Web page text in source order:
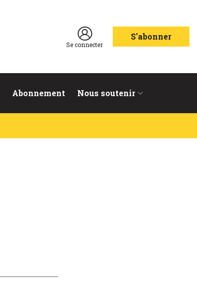
Se connecter
S'abonner
Abonnement Nous soutenir